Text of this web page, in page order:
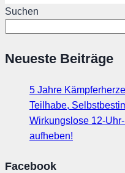
Suchen
Neueste Beiträge
5 Jahre
Teilhabe,
Wirkungslose 12-
aufheben!
Facebook